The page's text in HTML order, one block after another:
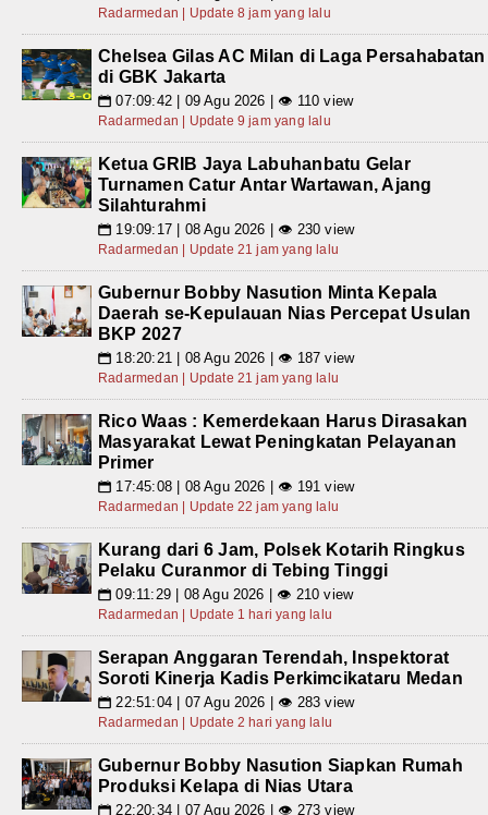
Radarmedan | Update 8 jam yang lalu
Chelsea Gilas AC Milan di Laga Persahabatan
di GBK Jakarta
📅 07:09:42 | 09 Agu 2026 | 👁 110 view
Radarmedan | Update 9 jam yang lalu
Ketua GRIB Jaya Labuhanbatu Gelar
Turnamen Catur Antar Wartawan, Ajang
Silahturahmi
📅 19:09:17 | 08 Agu 2026 | 👁 230 view
Radarmedan | Update 21 jam yang lalu
Gubernur Bobby Nasution Minta Kepala
Daerah se-Kepulauan Nias Percepat Usulan
BKP 2027
📅 18:20:21 | 08 Agu 2026 | 👁 187 view
Radarmedan | Update 21 jam yang lalu
Rico Waas : Kemerdekaan Harus Dirasakan
Masyarakat Lewat Peningkatan Pelayanan
Primer
📅 17:45:08 | 08 Agu 2026 | 👁 191 view
Radarmedan | Update 22 jam yang lalu
Kurang dari 6 Jam, Polsek Kotarih Ringkus
Pelaku Curanmor di Tebing Tinggi
📅 09:11:29 | 08 Agu 2026 | 👁 210 view
Radarmedan | Update 1 hari yang lalu
Serapan Anggaran Terendah, Inspektorat
Soroti Kinerja Kadis Perkimcikataru Medan
📅 22:51:04 | 07 Agu 2026 | 👁 283 view
Radarmedan | Update 2 hari yang lalu
Gubernur Bobby Nasution Siapkan Rumah
Produksi Kelapa di Nias Utara
📅 22:20:34 | 07 Agu 2026 | 👁 273 view